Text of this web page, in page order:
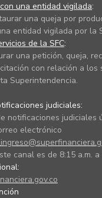
una entidad vigilada:
una queja por
entidad vigilada por la
de la SFC:
una petición, queja,
con relación a los
Superintendencia.
judiciales:
notificaciones judiciales
electrónico
canal es de 8:15 a.m. a